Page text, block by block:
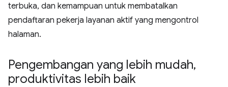
terbuka, dan kemampuan untuk membatalkan
pendaftaran pekerja layanan aktif yang mengontrol
halaman.
Pengembangan yang lebih mudah,
produktivitas lebih baik